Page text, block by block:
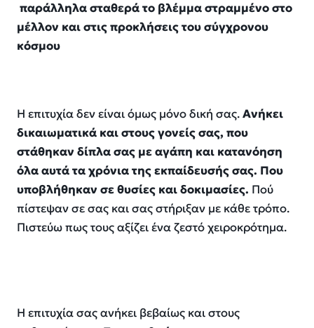
παράλληλα σταθερά το βλέμμα στραμμένο στο
μέλλον και στις προκλήσεις του σύγχρονου
κόσμου
Η επιτυχία δεν είναι όμως μόνο δική σας.Ανήκει
δικαιωματικά και στους γονείςσας, που
στάθηκαν δίπλα σας με αγάπη και κατανόηση
όλα αυτά τα χρόνια της εκπαίδευσής σας. Που
υποβλήθηκαν σε θυσίες και δοκιμασίες. Πού
πίστεψαν σε σας και σας στήριξαν με κάθε τρόπο.
Πιστεύωπως τους αξίζει ένα ζεστό χειροκρότημα.
Η επιτυχία σας ανήκει βεβαίως και στους